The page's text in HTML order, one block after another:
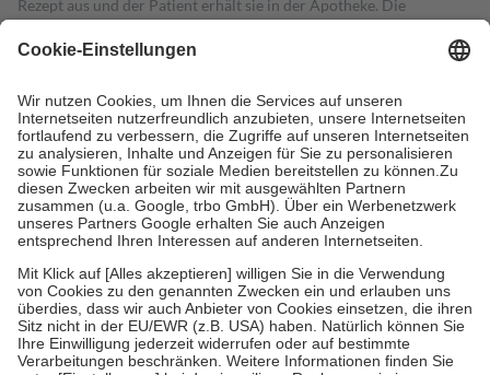
Rezept aus und der Patient erhält sie in der Apotheke. Die
Kosten dafür, der Versicherte trägt einen Teil davon als Zuzahlung
Grundsätzlich leisten Mitglieder Zuzahlungen in Höhe von zehn
Prozent des Abgabepreises,mindestensjedochfünf Euround
höchstens zehn Euro.Es sind jedoch nie mehr als die tatsächlichen
Kosten der Leistung zu entrichten.
Diese Regeln gelten grundsätzlich auch für Online-Apotheken.
Bei Heilmitteln und häuslicher Krankenpflege beträgt die
Zuzahlung zehn Prozent der Kosten sowie zehn Euro je
Um das Engagement der Versicherten für ihre eigene Gesundheit zu
stärken und die besondere Stellung der Familie zu unterstützen,
fallenkeine Zuzahlungen an bei:
• Kindern und Jugendlichen bis zum vollendeten 18. Lebensjahr